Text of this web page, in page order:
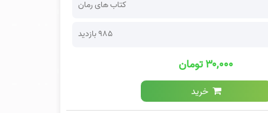
کتاب های رمان
985 بازدید
۳۰,۰۰۰ تومان
خرید